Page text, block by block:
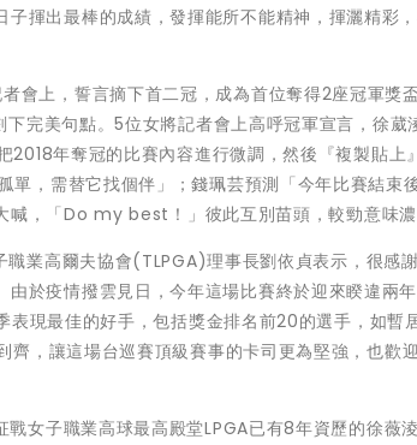
揮出最棒的成績，發揮能所不能精神，揮灑精彩
會上，誓言摘下首二冠，成為首位奪得2座冠軍獎
完美句點。5位女將記者會上高呼冠軍宣言，徐葳
2018年奪冠的比賽內容進行微調，然後『複製貼上
，需替它找個伴」；錢珮芸預測「今年比賽結束
，「Do my best！」彼此互別苗頭，較勁意味濃
業高爾夫協會(TLPGA)理事長劉依貞表示，很感
於疫情撥雲見日，今年這場比賽終於迎來睽違兩
現最佳的好手，包括獎金排名前20的選手，如暫
，讓這場台巡賽頂級賽事的卡司更為堅強，也歡
女子職業高球最高殿堂LPGA已有8年資歷的徐薇